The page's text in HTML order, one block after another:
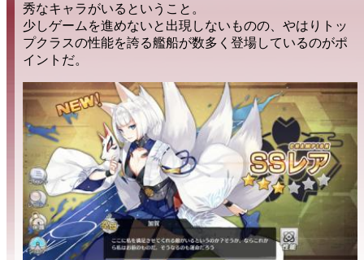
秀なキャラがいるということ。
少しゲームを進めないと出現しないものの、やはり トッ
プクラスの性能を誇る艦船が数多く 登場しているのがポ
イントだ。